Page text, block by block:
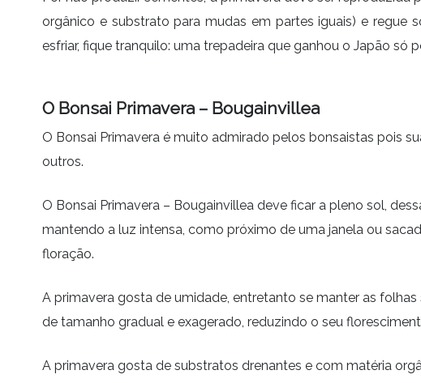
orgânico e substrato para mudas em partes iguais) e regue
esfriar, fique tranquilo: uma trepadeira que ganhou o Japão só
O Bonsai Primavera – Bougainvillea
O Bonsai Primavera é muito admirado pelos bonsaistas pois
outros.
O Bonsai Primavera – Bougainvillea deve ficar a pleno sol,
mantendo a luz intensa, como próximo de uma janela ou
floração.
A primavera gosta de umidade, entretanto se manter as
de tamanho gradual e exagerado, reduzindo o seu
A primavera gosta de substratos drenantes e com matéria